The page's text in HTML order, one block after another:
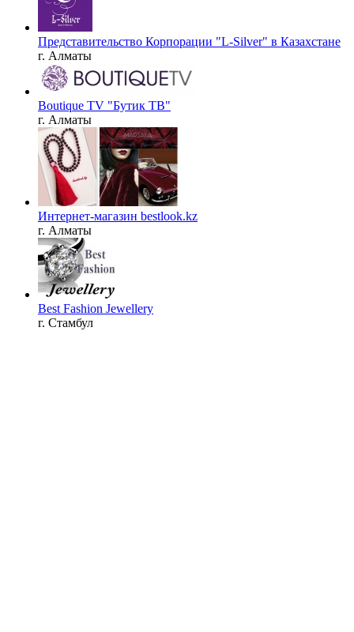
Представительство Корпорации "L-Silver" в Казахстане
г. Алматы
Boutique TV "Бутик ТВ"
г. Алматы
Интернет-магазин bestlook.kz
г. Алматы
Best Fashion Jewellery
г. Стамбул